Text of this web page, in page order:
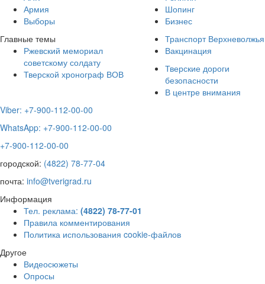
Армия
Выборы
Шопинг
Бизнес
Главные темы
Ржевский мемориал
советскому солдату
Тверской хронограф ВОВ
Транспорт Верхневолжья
Вакцинация
Тверские дороги
безопасности
В центре внимания
Viber: +7-900-112-00-00
WhatsApp: +7-900-112-00-00
+7-900-112-00-00
городской: (4822) 78-77-04
почта: info@tverigrad.ru
Информация
Тел. реклама: (4822) 78-77-01
Правила комментирования
Политика использования cookie-файлов
Другое
Видеосюжеты
Опросы